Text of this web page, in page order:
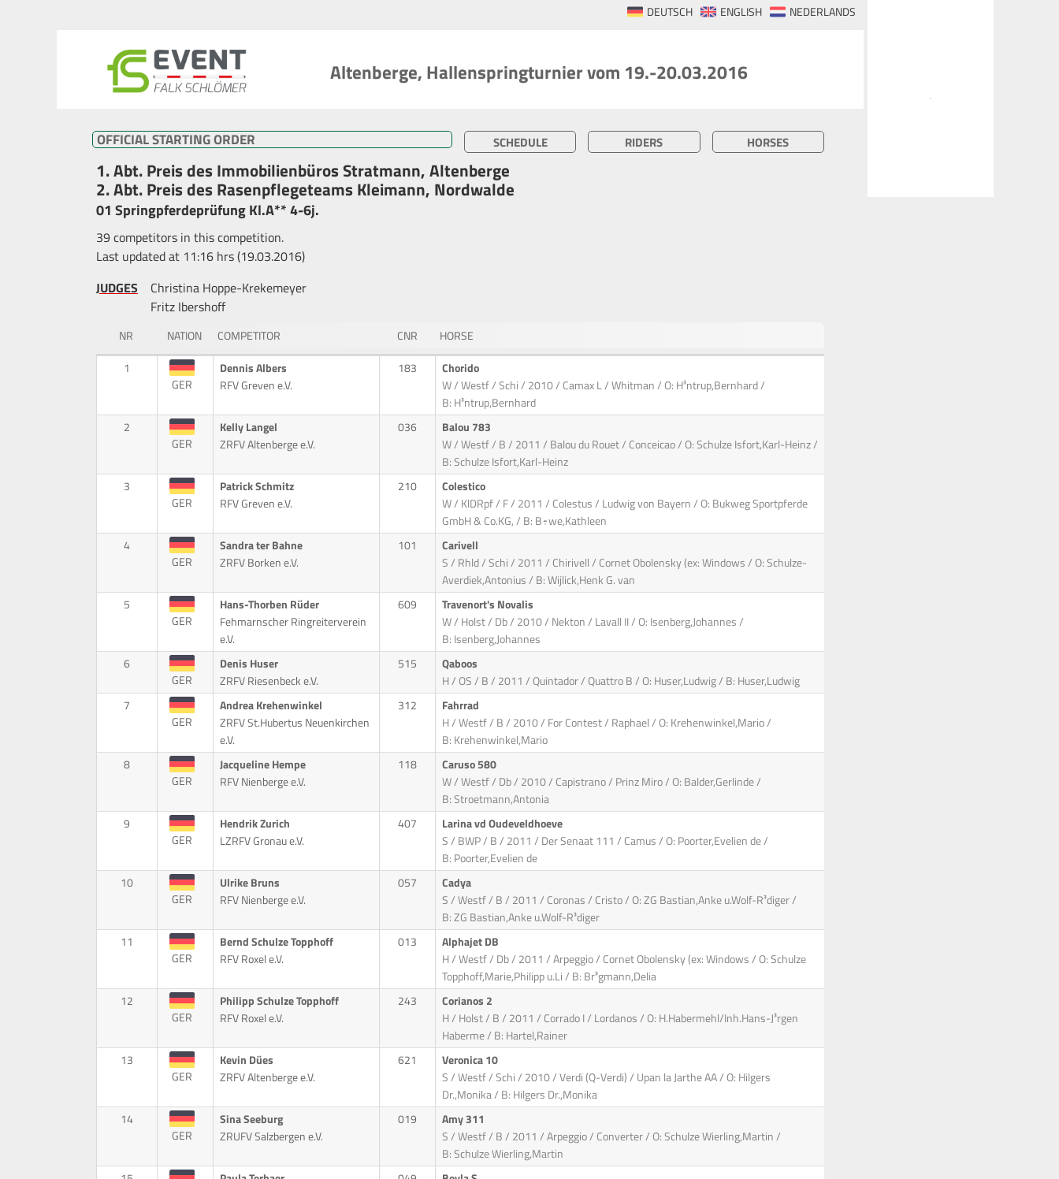
NEDERLANDS
ENGLISH
DEUTSCH
Altenberge, Hallenspringturnier vom 19.-20.03.2016
OFFICIAL STARTING ORDER SCHEDULE RIDERS HORSES
1. Abt. Preis des Immobilienbüros Stratmann, Altenberge
2. Abt. Preis des Rasenpflegeteams Kleimann, Nordwalde
01 Springpferdeprüfung Kl.A** 4-6j.
39 competitors in this competition.
Last updated at 11:16 hrs (19.03.2016)
JUDGES
Christina Hoppe-Krekemeyer
Fritz Ibershoff
NR NATION COMPETITOR CNR HORSE
1
GER
Dennis Albers
RFV Greven e.V.
183
Chorido
W / Westf / Schi / 2010 / Camax L / Whitman / O: H³ntrup,Bernhard /
B: H³ntrup,Bernhard
2
GER
Kelly Langel
ZRFV Altenberge e.V.
036
Balou 783
W / Westf / B / 2011 / Balou du Rouet / Conceicao / O: Schulze Isfort,Karl-Heinz /
B: Schulze Isfort,Karl-Heinz
3
GER
Patrick Schmitz
RFV Greven e.V.
210
Colestico
W / KlDRpf / F / 2011 / Colestus / Ludwig von Bayern / O: Bukweg Sportpferde
GmbH & Co.KG, / B: B÷we,Kathleen
4
GER
Sandra ter Bahne
ZRFV Borken e.V.
101
Carivell
S / Rhld / Schi / 2011 / Chirivell / Cornet Obolensky (ex: Windows / O: Schulze-
Averdiek,Antonius / B: Wijlick,Henk G. van
5
GER
Hans-Thorben Rüder
Fehmarnscher Ringreiterverein
e.V.
609
Travenort's Novalis
W / Holst / Db / 2010 / Nekton / Lavall II / O: Isenberg,Johannes /
B: Isenberg,Johannes
6
GER
Denis Huser
ZRFV Riesenbeck e.V.
515
Qaboos
H / OS / B / 2011 / Quintador / Quattro B / O: Huser,Ludwig / B: Huser,Ludwig
7
GER
Andrea Krehenwinkel
ZRFV St.Hubertus Neuenkirchen
e.V.
312
Fahrrad
H / Westf / B / 2010 / For Contest / Raphael / O: Krehenwinkel,Mario /
B: Krehenwinkel,Mario
8
GER
Jacqueline Hempe
RFV Nienberge e.V.
118
Caruso 580
W / Westf / Db / 2010 / Capistrano / Prinz Miro / O: Balder,Gerlinde /
B: Stroetmann,Antonia
9
GER
Hendrik Zurich
LZRFV Gronau e.V.
407
Larina vd Oudeveldhoeve
S / BWP / B / 2011 / Der Senaat 111 / Camus / O: Poorter,Evelien de /
B: Poorter,Evelien de
10
GER
Ulrike Bruns
RFV Nienberge e.V.
057
Cadya
S / Westf / B / 2011 / Coronas / Cristo / O: ZG Bastian,Anke u.Wolf-R³diger /
B: ZG Bastian,Anke u.Wolf-R³diger
11
GER
Bernd Schulze Topphoff
RFV Roxel e.V.
013
Alphajet DB
H / Westf / Db / 2011 / Arpeggio / Cornet Obolensky (ex: Windows / O: Schulze
Topphoff,Marie,Philipp u.Li / B: Br³gmann,Delia
12
GER
Philipp Schulze Topphoff
RFV Roxel e.V.
243
Corianos 2
H / Holst / B / 2011 / Corrado I / Lordanos / O: H.Habermehl/Inh.Hans-J³rgen
Haberme / B: Hartel,Rainer
13
GER
Kevin Dües
ZRFV Altenberge e.V.
621
Veronica 10
S / Westf / Schi / 2010 / Verdi (Q-Verdi) / Upan la Jarthe AA / O: Hilgers
Dr.,Monika / B: Hilgers Dr.,Monika
14
GER
Sina Seeburg
ZRUFV Salzbergen e.V.
019
Amy 311
S / Westf / B / 2011 / Arpeggio / Converter / O: Schulze Wierling,Martin /
B: Schulze Wierling,Martin